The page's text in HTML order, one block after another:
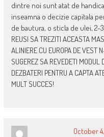
dintre noi sunt atat de
inseamna o decizie capitala
de bautura, o sticla de ulei, 2-
REUSI SA TREZITI ACEASTA
ALINIERE CU EUROPA DE VEST
SUGEREZ SA REVEDETI MODUL
DEZBATERI PENTRU A CAPTA
MULT SUCCES!
October